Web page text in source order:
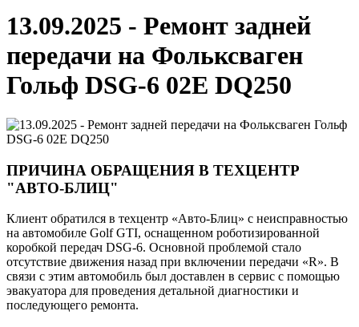
13.09.2025 - Ремонт задней
передачи на Фольксваген
Гольф DSG-6 02E DQ250
ПРИЧИНА ОБРАЩЕНИЯ В ТЕХЦЕНТР
"АВТО-БЛИЦ"
Клиент обратился в техцентр «Авто-Блиц» с неисправностью
на автомобиле Golf GTI, оснащенном роботизированной
коробкой передач DSG-6. Основной проблемой стало
отсутствие движения назад при включении передачи «R». В
связи с этим автомобиль был доставлен в сервис с помощью
эвакуатора для проведения детальной диагностики и
последующего ремонта.